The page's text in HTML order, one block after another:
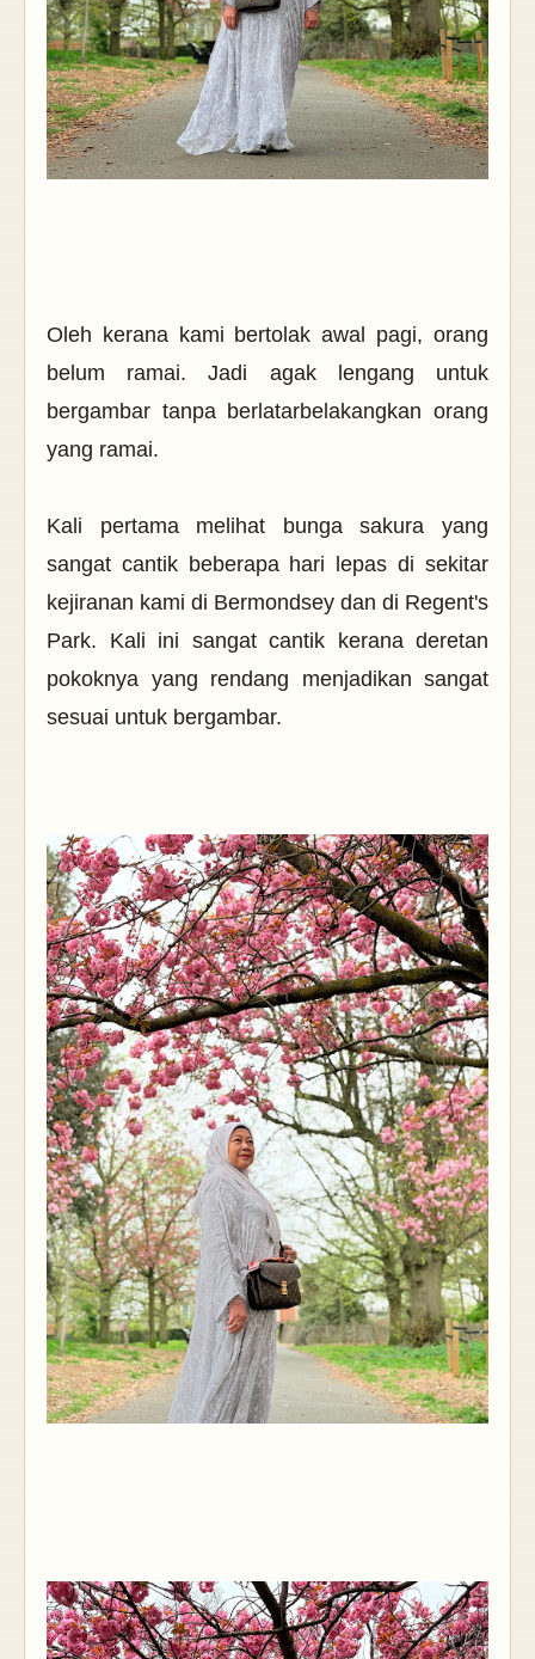
Oleh kerana kami bertolak awal pagi, orang
belum ramai. Jadi agak lengang untuk
bergambar tanpa berlatarbelakangkan orang
yang ramai.
Kali pertama melihat bunga sakura yang
sangat cantik beberapa hari lepas di sekitar
kejiranan kami di Bermondsey dan di Regent's
Park. Kali ini sangat cantik kerana deretan
pokoknya yang rendang menjadikan sangat
sesuai untuk bergambar.